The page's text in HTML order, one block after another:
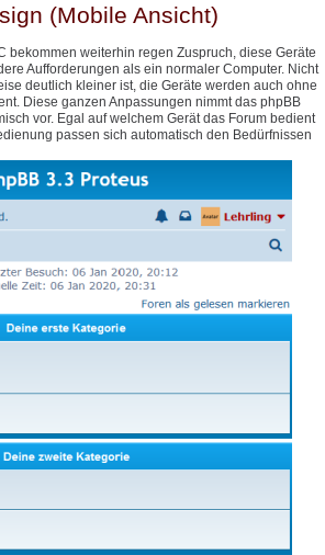
(Mobile Ansicht)
bekommen weiterhin regen Zuspruch, diese Geräte
Aufforderungen als ein normaler Computer. Nicht
deutlich kleiner ist, die Geräte werden auch ohne
Diese ganzen Anpassungen nimmt das phpBB
vor. Egal auf welchem Gerät das Forum bedient
passen sich automatisch den Bedürfnissen